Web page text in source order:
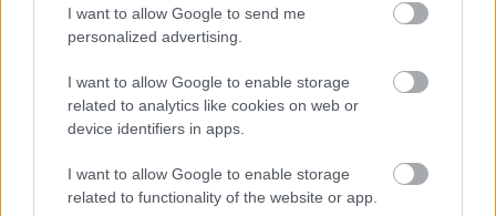
I want to allow Google to send me
personalized advertising.
I want to allow Google to enable storage
related to analytics like cookies on web or
device identifiers in apps.
I want to allow Google to enable storage
related to functionality of the website or app.
nagy sikert arat a kaposváriak és a turisták körében.